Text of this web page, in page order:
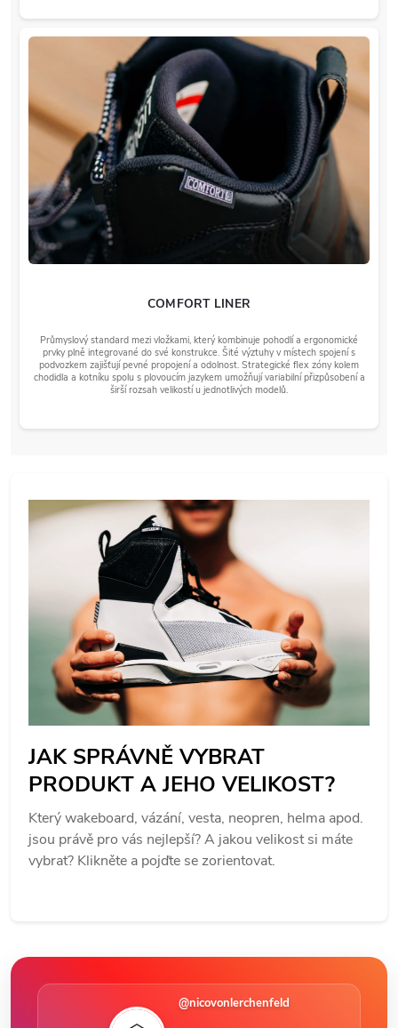
COMFORT LINER
Průmyslový standard mezi vložkami, který kombinuje pohodlí a ergonomické
prvky plně integrované do své konstrukce. Šité výztuhy v místech spojení s
podvozkem zajišťují pevné propojení a odolnost. Strategické flex zóny kolem
chodidla a kotníku spolu s plovoucím jazykem umožňují variabilní přizpůsobení a
širší rozsah velikostí u jednotlivých modelů.
JAK SPRÁVNĚ VYBRAT
PRODUKT A JEHO VELIKOST?
Který wakeboard, vázání, vesta, neopren, helma apod.
jsou právě pro vás nejlepší? A jakou velikost si máte
vybrat? Klikněte a pojďte se zorientovat.
@nicovonlerchenfeld